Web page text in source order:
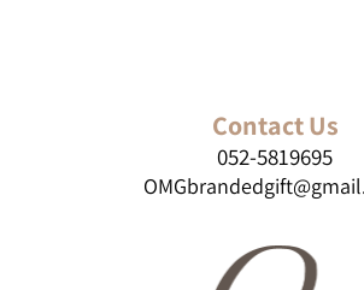
Contact Us
052-5819695